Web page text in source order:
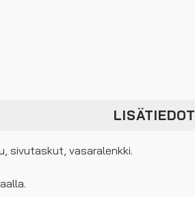
LISÄTIEDOT
sivutaskut, vasaralenkki.